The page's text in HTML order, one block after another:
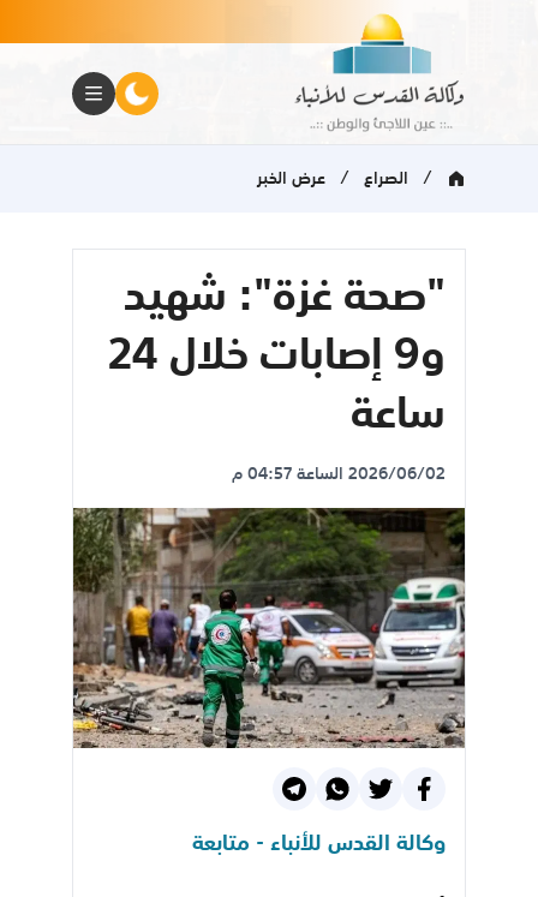
/ الصراع / عرض الخبر
"صحة غزة": شهيد
و9 إصابات خلال 24
ساعة
2026/06/02 الساعة 04:57 م
وكالة القدس للأنباء - متابعة